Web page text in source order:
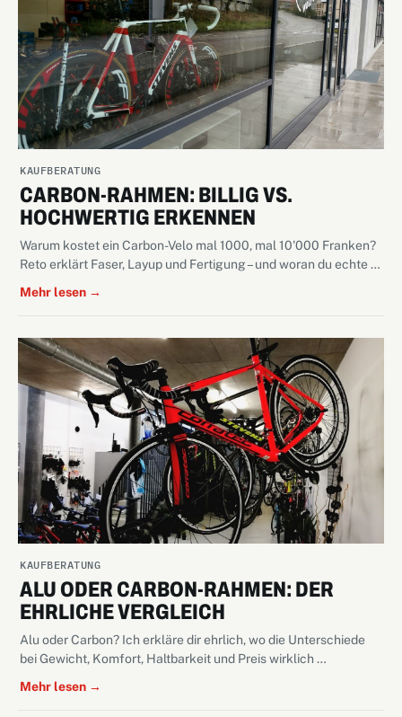
KAUFBERATUNG
CARBON-RAHMEN: BILLIG VS.
HOCHWERTIG ERKENNEN
Warum kostet ein Carbon-Velo mal 1000, mal 10'000 Franken?
Reto erklärt Faser, Layup und Fertigung – und woran du echte …
Mehr lesen →
KAUFBERATUNG
ALU ODER CARBON-RAHMEN: DER
EHRLICHE VERGLEICH
Alu oder Carbon? Ich erkläre dir ehrlich, wo die Unterschiede
bei Gewicht, Komfort, Haltbarkeit und Preis wirklich …
Mehr lesen →